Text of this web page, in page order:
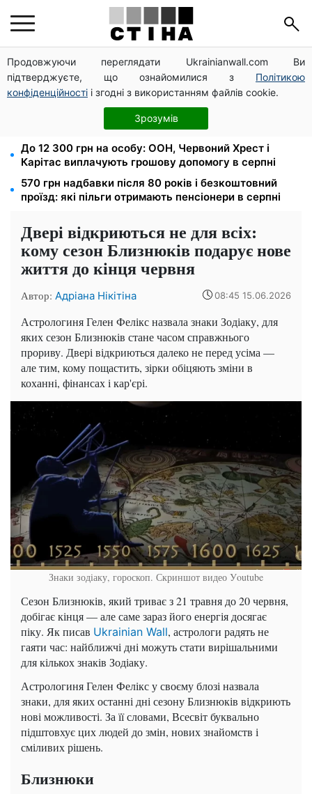
Продовжуючи переглядати Ukrainianwall.com Ви
підтверджуєте, що ознайомилися з Політикою
конфіденційності і згодні з використанням файлів cookie.
Зрозумів
800 000 грн за інвалідність, 1 млн — родині
загиблого: ПФУ затвердив нові правила виплат
Бронювання перевірять до 1 вересня: Агентство
відновлення консультує критично важливі
До 12 300 грн на особу: ООН, Червоний Хрест і
Карітас виплачують грошову допомогу в серпні
570 грн надбавки після 80 років і безкоштовний
проїзд: які пільги отримають пенсіонери в серпні
Двері відкриються не для всіх:
кому сезон Близнюків подарує нове
життя до кінця червня
Автор: Адріана Нікітіна 08:45 15.06.2026
Астрологиня Гелен Фелікс назвала знаки Зодіаку, для
яких сезон Близнюків стане часом справжнього
прориву. Двері відкриються далеко не перед усіма —
але тим, кому пощастить, зірки обіцяють зміни в
коханні, фінансах і кар'єрі.
Знаки зодіаку, гороскоп. Скриншот видео Уoutube
Сезон Близнюків, який триває з 21 травня до 20 червня,
добігає кінця — але саме зараз його енергія досягає
піку. Як писав Ukrainian Wall, астрологи радять не
гаяти час: найближчі дні можуть стати вирішальними
для кількох знаків Зодіаку.
Астрологиня Гелен Фелікс у своєму блозі назвала
знаки, для яких останні дні сезону Близнюків відкриють
нові можливості. За її словами, Всесвіт буквально
підштовхує цих людей до змін, нових знайомств і
сміливих рішень.
Близнюки